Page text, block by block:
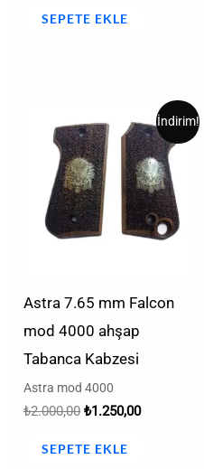
SEPETE EKLE
İndirim!
Astra 7.65 mm Falcon
mod 4000 ahşap
Tabanca Kabzesi
Astra mod 4000
₺2.000,00
fiyat:
₺2.000,00.
₺1.250,00
andaki
fiyat:
₺1.250,00.
SEPETE EKLE